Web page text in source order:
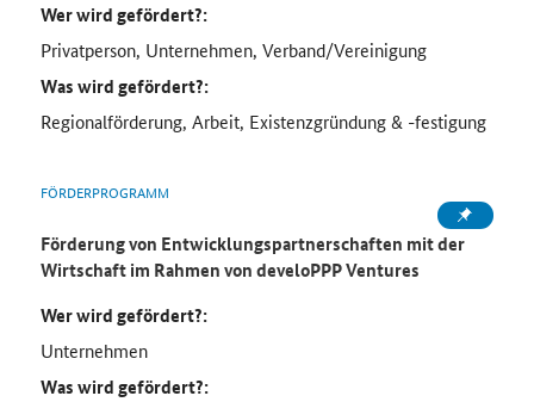
Wer wird gefördert?:
Privatperson, Unternehmen, Verband/Vereinigung
Was wird gefördert?:
Regionalförderung, Arbeit, Existenzgründung & -festigung
FÖRDERPROGRAMM
Förderung von Entwicklungspartnerschaften mit der
Wirtschaft im Rahmen von develoPPP Ventures
Wer wird gefördert?:
Unternehmen
Was wird gefördert?: